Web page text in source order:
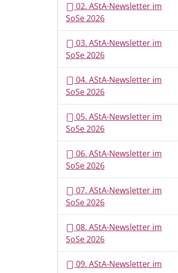
02. AStA-Newsletter im
SoSe 2026
03. AStA-Newsletter im
SoSe 2026
04. AStA-Newsletter im
SoSe 2026
05. AStA-Newsletter im
SoSe 2026
06. AStA-Newsletter im
SoSe 2026
07. AStA-Newsletter im
SoSe 2026
08. AStA-Newsletter im
SoSe 2026
09. AStA-Newsletter im